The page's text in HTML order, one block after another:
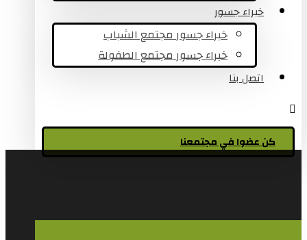
خبراء جسور
خبراء جسور مجتمع الشباب
خبراء جسور مجتمع الطفولة
اتصل بنا
كن عضوا في مجتمعنا